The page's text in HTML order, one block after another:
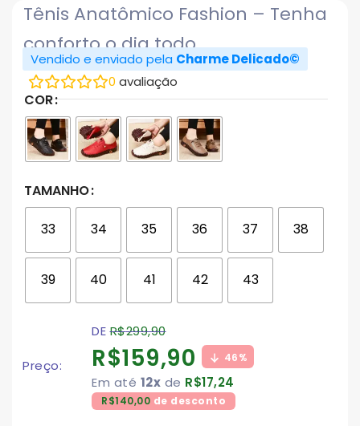
Tênis Anatômico Fashion – Tenha
conforto o dia todo
Vendido e enviado pela Charme Delicado©
0 avaliação
COR
TAMANHO
33 34 35 36 37 38
39 40 41 42 43
Preço:
DER$299,90
R$159,90 46%
Em até 12x de R$17,24
R$140,00 de desconto